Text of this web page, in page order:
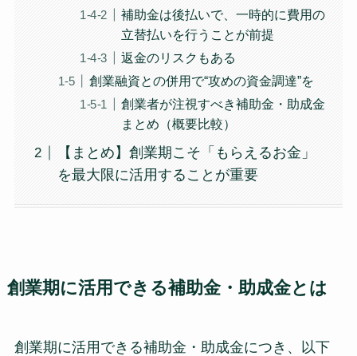
補助金は後払いで、一時的に費用の
立替払いを行うことが前提
返金のリスクもある
創業融資との併用で“攻めの資金調達”を
創業者が注視すべき補助金・助成金
まとめ（概要比較）
【まとめ】創業期こそ「もらえるお金」
を最大限に活用することが重要
創業期に活用できる補助金・助成金とは
創業期に活用できる補助金・助成金につき、以下